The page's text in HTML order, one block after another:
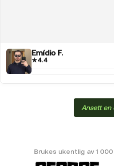
Emídio F.
★4.4
Ansett en
Brukes ukentlig av 1